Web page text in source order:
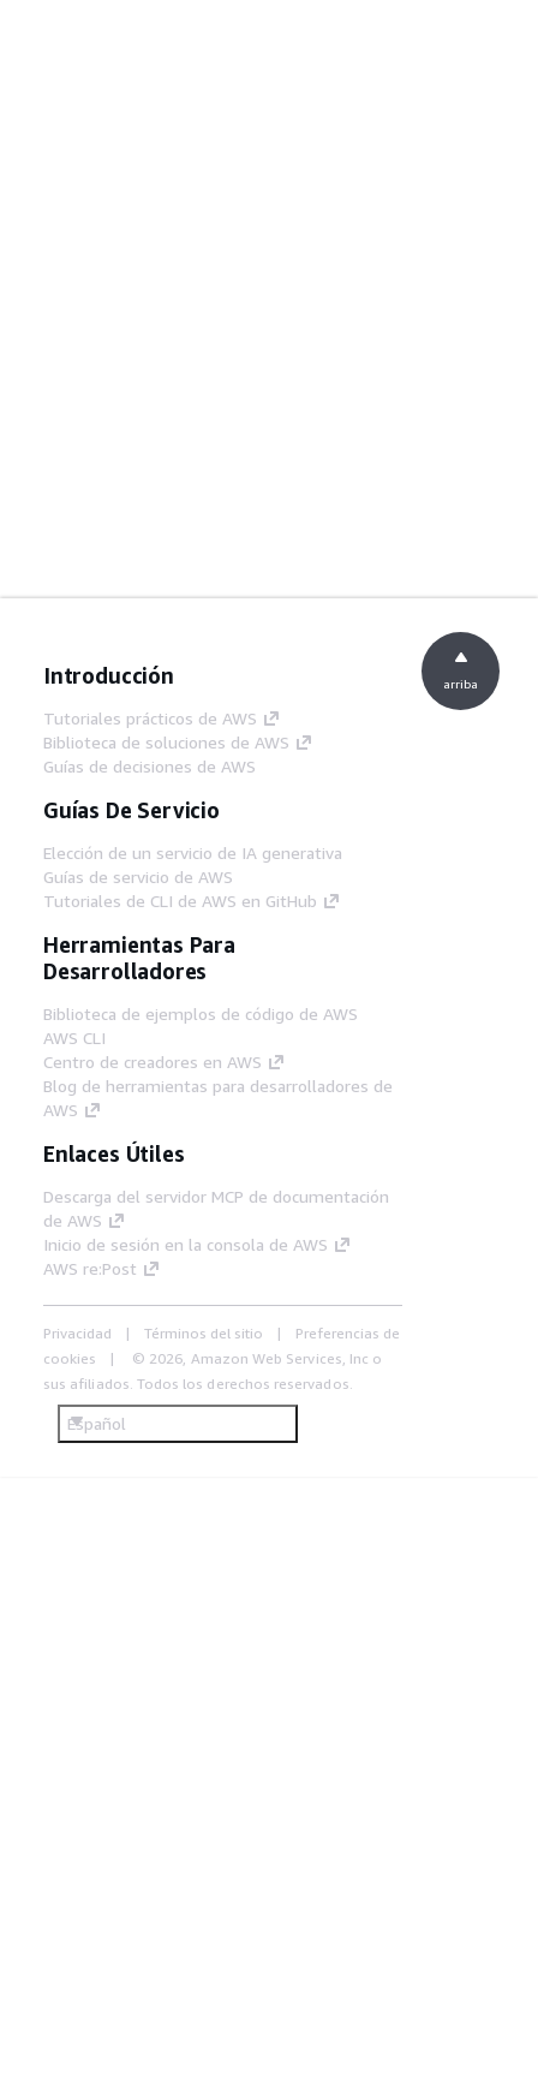
Introducción
Tutoriales prácticos de AWS
Biblioteca de soluciones de AWS
Guías de decisiones de AWS
Guías De Servicio
Elección de un servicio de IA generativa
Guías de servicio de AWS
Tutoriales de CLI de AWS en GitHub
Herramientas Para
Desarrolladores
Biblioteca de ejemplos de código de AWS
AWS CLI
Centro de creadores en AWS
Blog de herramientas para desarrolladores de
AWS
Enlaces Útiles
Descarga del servidor MCP de documentación
de AWS
Inicio de sesión en la consola de AWS
AWS re:Post
Privacidad Términos del sitio
Preferencias de
cookies
© 2026, Amazon Web Services, Inc o
sus afiliados. Todos los derechos reservados.
Español
arriba